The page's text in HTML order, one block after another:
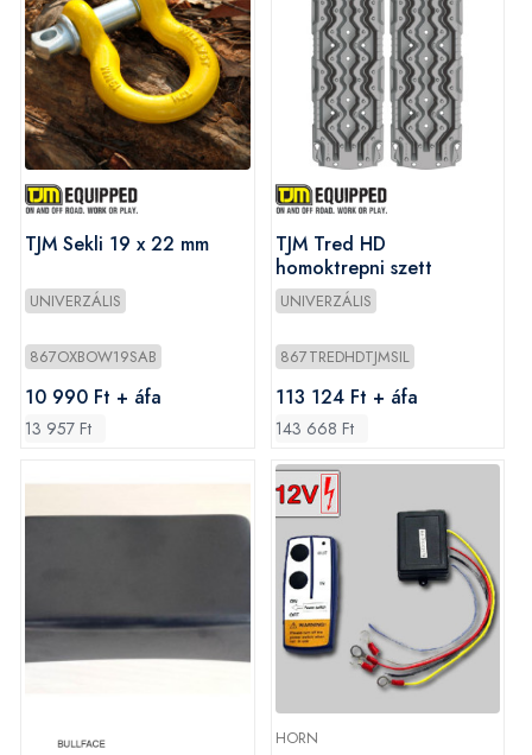
TJM Sekli 19 x 22 mm
UNIVERZÁLIS
867OXBOW19SAB
10 990 Ft + áfa
13 957 Ft
TJM Tred HD
homoktrepni szett
UNIVERZÁLIS
867TREDHDTJMSIL
113 124 Ft + áfa
143 668 Ft
HORN